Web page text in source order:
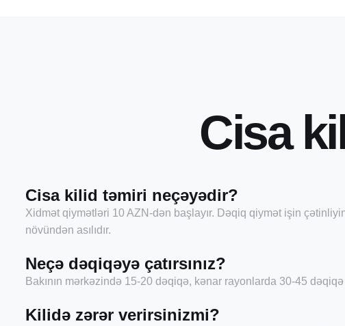
Cisa ki
Cisa kilid təmiri neçəyədir?
Xidmət qiymətləri 10 AZN-dən başlayır. Dəqiq qiymət işin
növündən asılıdır.
Neçə dəqiqəyə çatırsınız?
Bakının mərkəzində 15-20 dəqiqə, kənar rayonlarda 30-45 dəqiqə
Kilidə zərər verirsinizmi?